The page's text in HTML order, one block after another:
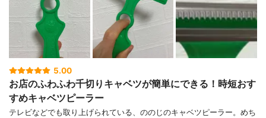
5.00
お店のふわふわ千切りキャベツが簡単にできる！時短おす
すめキャベツピーラー
テレビなどでも取り上げられている、ののじのキャベツピーラー。めち